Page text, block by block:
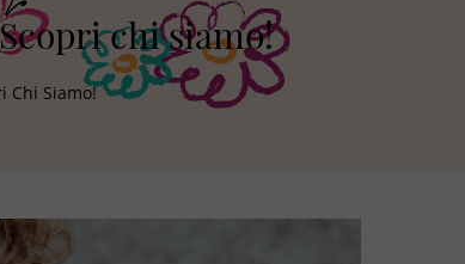
chi siamo!
Chi Siamo!